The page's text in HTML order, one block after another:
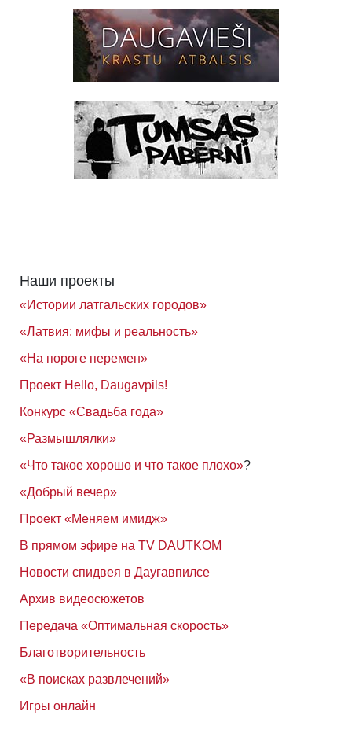
Наши проекты
«Истории латгальских городов»
«Латвия: мифы и реальность»
«На пороге перемен»
Проект Hello, Daugavpils!
Конкурс «Свадьба года»
«Размышлялки»
«Что такое хорошо и что такое плохо»?
«Добрый вечер»
Проект «Меняем имидж»
В прямом эфире на TV DAUTKOM
Новости спидвея в Даугавпилсе
Архив видеосюжетов
Передача «Оптимальная скорость»
Благотворительность
«В поисках развлечений»
Игры онлайн